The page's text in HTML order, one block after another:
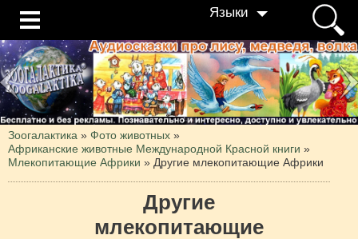
Языки
Зоогалактика » Фото животных »
Африканские животные Международной Красной книги »
Млекопитающие Африки » Другие млекопитающие Африки
Другие
млекопитающие